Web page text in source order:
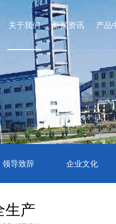
关于我们 新闻资讯 产品
领导致辞 企业文化
生产